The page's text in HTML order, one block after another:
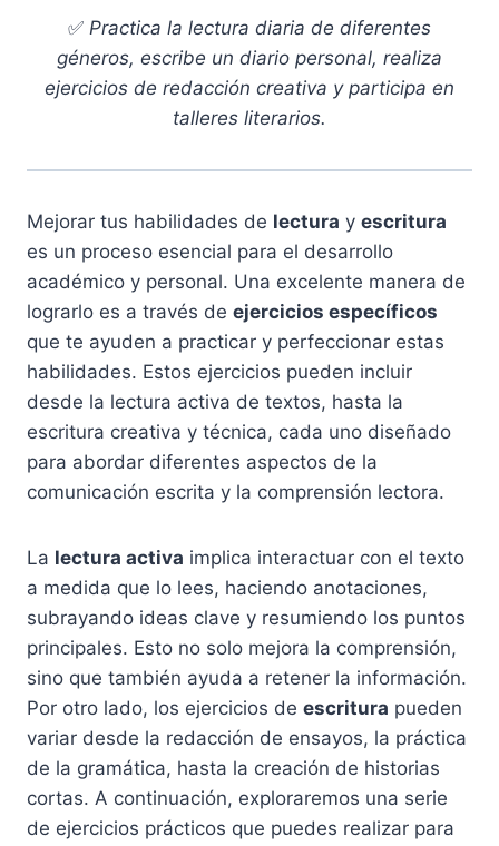
✅ Practica la lectura diaria de diferentes
géneros, escribe un diario personal, realiza
ejercicios de redacción creativa y participa en
talleres literarios.
Mejorar tus habilidades de lectura y escritura
es un proceso esencial para el desarrollo
académico y personal. Una excelente manera de
lograrlo es a través de ejercicios específicos
que te ayuden a practicar y perfeccionar estas
habilidades. Estos ejercicios pueden incluir
desde la lectura activa de textos, hasta la
escritura creativa y técnica, cada uno diseñado
para abordar diferentes aspectos de la
comunicación escrita y la comprensión lectora.
La lectura activa implica interactuar con el texto
a medida que lo lees, haciendo anotaciones,
subrayando ideas clave y resumiendo los puntos
principales. Esto no solo mejora la comprensión,
sino que también ayuda a retener la información.
Por otro lado, los ejercicios de escritura pueden
variar desde la redacción de ensayos, la práctica
de la gramática, hasta la creación de historias
cortas. A continuación, exploraremos una serie
de ejercicios prácticos que puedes realizar para